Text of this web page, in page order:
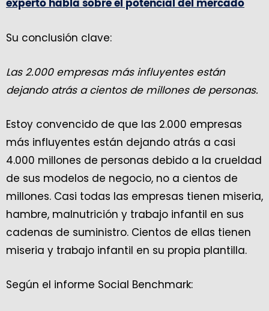
experto habla sobre el potencial del mercado
Su conclusión clave:
Las 2.000 empresas más influyentes están
dejando atrás a cientos de millones de personas.
Estoy convencido de que las 2.000 empresas
más influyentes están dejando atrás a casi
4.000 millones de personas debido a la crueldad
de sus modelos de negocio, no a cientos de
millones. Casi todas las empresas tienen miseria,
hambre, malnutrición y trabajo infantil en sus
cadenas de suministro. Cientos de ellas tienen
miseria y trabajo infantil en su propia plantilla.
Según el informe Social Benchmark: